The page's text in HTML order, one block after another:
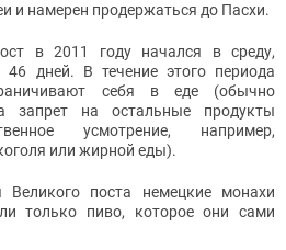
и намерен продержаться до Пасхи.
в 2011 году начался в среду,
дней. В течение этого периода
себя в еде (обычно
запрет на остальные продукты
усмотрение, например,
или жирной еды).
поста немецкие монахи
только пиво, которое они сами